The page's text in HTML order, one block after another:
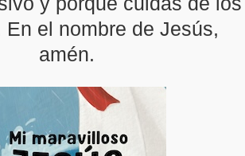
En el nombre de Jesús,
amén.